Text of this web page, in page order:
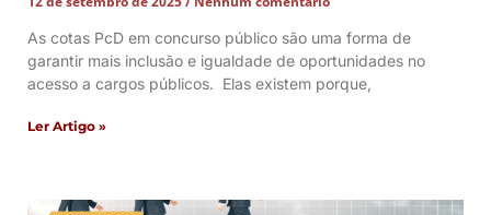
As cotas PcD em concurso público são uma forma de
garantir mais inclusão e igualdade de oportunidades no
acesso a cargos públicos. Elas existem porque,
Ler Artigo »